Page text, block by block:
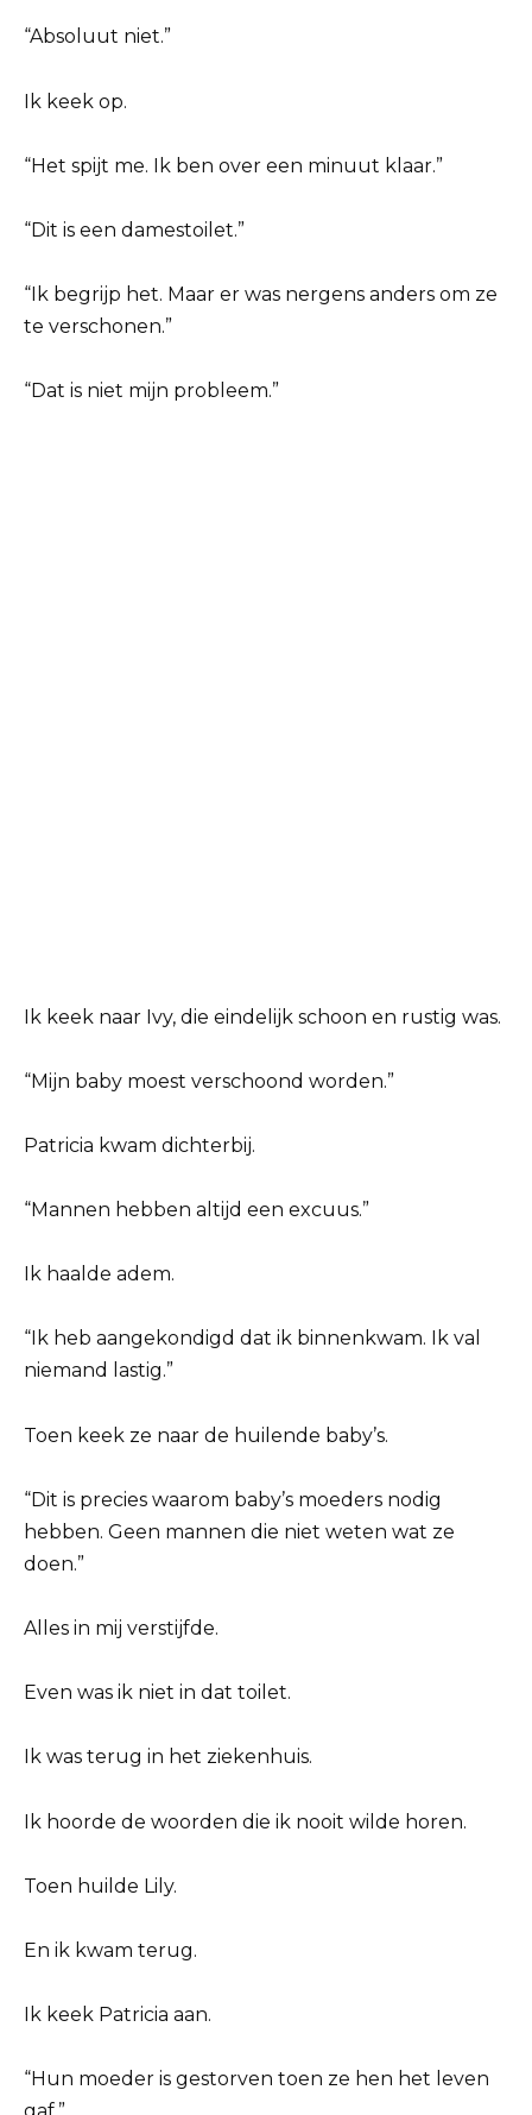
“Absoluut niet.”
Ik keek op.
“Het spijt me. Ik ben over een minuut klaar.”
“Dit is een damestoilet.”
“Ik begrijp het. Maar er was nergens anders om ze
te verschonen.”
“Dat is niet mijn probleem.”
Ik keek naar Ivy, die eindelijk schoon en rustig was.
“Mijn baby moest verschoond worden.”
Patricia kwam dichterbij.
“Mannen hebben altijd een excuus.”
Ik haalde adem.
“Ik heb aangekondigd dat ik binnenkwam. Ik val
niemand lastig.”
Toen keek ze naar de huilende baby’s.
“Dit is precies waarom baby’s moeders nodig
hebben. Geen mannen die niet weten wat ze
doen.”
Alles in mij verstijfde.
Even was ik niet in dat toilet.
Ik was terug in het ziekenhuis.
Ik hoorde de woorden die ik nooit wilde horen.
Toen huilde Lily.
En ik kwam terug.
Ik keek Patricia aan.
“Hun moeder is gestorven toen ze hen het leven